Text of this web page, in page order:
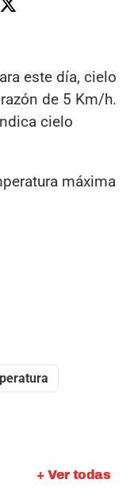
este día, cielo
de 5 Km/h.
cielo
máxima
+ Ver todas